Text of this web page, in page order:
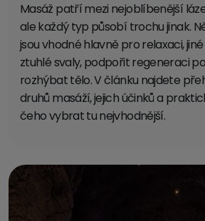
Masáž patří mezi nejoblíbenější
ale každý typ působí trochu jinak.
jsou vhodné hlavně pro relaxaci,
ztuhlé svaly, podpořit regeneraci
rozhýbat tělo. V článku najdete
druhů masáží, jejich účinků a
čeho vybrat tu nejvhodnější.